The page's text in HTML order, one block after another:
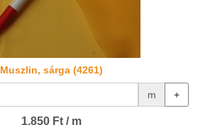
Muszlin, sárga (4261)
m +
1.850 Ft / m